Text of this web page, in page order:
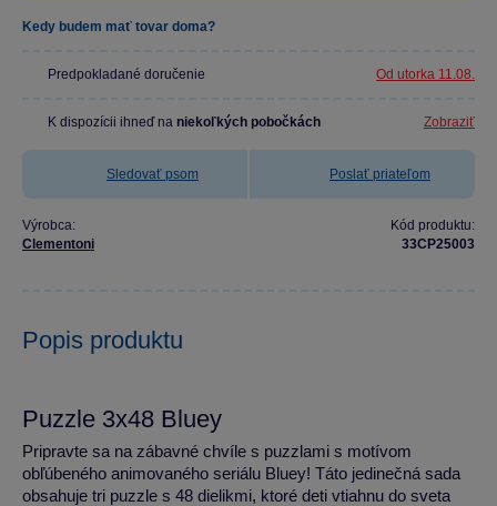
Kedy budem mať tovar doma?
Predpokladané doručenie Od utorka 11.08.
K dispozícii ihneď na niekoľkých pobočkách Zobraziť
Sledovať psom Poslať priateľom
Výrobca:
Clementoni
Kód produktu:
33CP25003
Popis produktu
Puzzle 3x48 Bluey
Pripravte sa na zábavné chvíle s puzzlami s motívom
obľúbeného animovaného seriálu Bluey! Táto jedinečná sada
obsahuje tri puzzle s 48 dielikmi, ktoré deti vtiahnu do sveta